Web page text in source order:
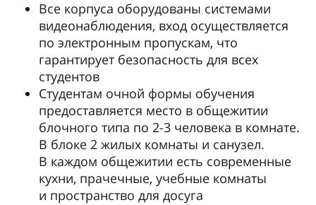
Все корпуса оборудованы системами
видеонаблюдения, вход осуществляется
по электронным пропускам, что
гарантирует безопасность для всех
студентов
Студентам очной формы обучения
предоставляется место в общежитии
блочного типа по 2-3 человека в комнате.
В блоке 2 жилых комнаты и санузел.
В каждом общежитии есть современные
кухни, прачечные, учебные комнаты
и пространство для досуга